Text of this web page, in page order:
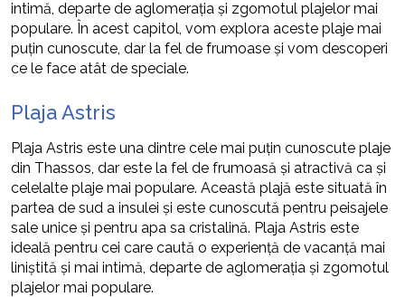
intimă, departe de aglomerația și zgomotul plajelor mai
populare. În acest capitol, vom explora aceste plaje mai
puțin cunoscute, dar la fel de frumoase și vom descoperi
ce le face atât de speciale.
Plaja Astris
Plaja Astris este una dintre cele mai puțin cunoscute plaje
din Thassos, dar este la fel de frumoasă și atractivă ca și
celelalte plaje mai populare. Această plajă este situată în
partea de sud a insulei și este cunoscută pentru peisajele
sale unice și pentru apa sa cristalină. Plaja Astris este
ideală pentru cei care caută o experiență de vacanță mai
liniștită și mai intimă, departe de aglomerația și zgomotul
plajelor mai populare.